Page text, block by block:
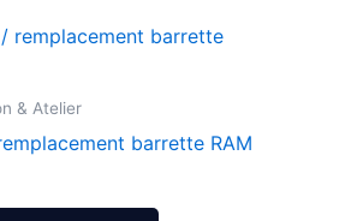
& Atelier
barrette RAM